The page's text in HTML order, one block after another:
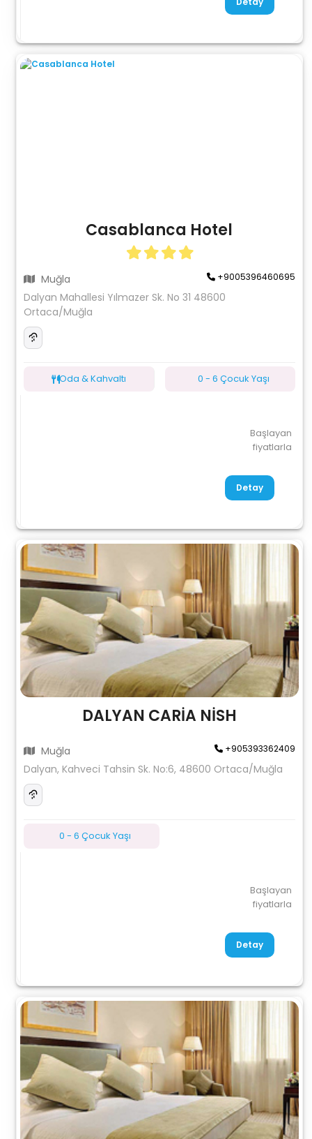
Casablanca Hotel
Muğla +9005396460695
Dalyan Mahallesi Yılmazer Sk. No 31 48600
Ortaca/Muğla
Oda & Kahvaltı 0 - 6 Çocuk Yaşı
Başlayan
fiyatlarla
Detay
DALYAN CARİA NİSH
Muğla +905393362409
Dalyan, Kahveci Tahsin Sk. No:6, 48600 Ortaca/Muğla
0 - 6 Çocuk Yaşı
Başlayan
fiyatlarla
Detay